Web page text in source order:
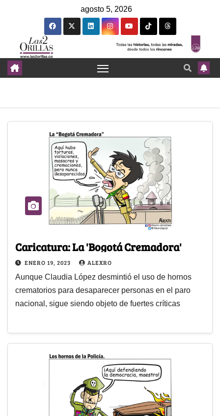
agosto 5, 2026
Caricatura: La 'Bogotá Cremadora'
ENERO 19, 2023 ALEXRO
Aunque Claudia López desmintió el uso de hornos
crematorios para desaparecer personas en el paro
nacional, sigue siendo objeto de fuertes críticas